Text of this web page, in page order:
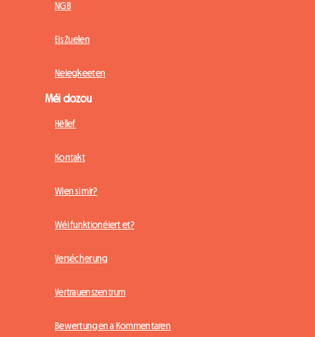
NGB
Eis Zuelen
Neiegkeeten
Méi dozou
Hëllef
Kontakt
Wien si mir?
Wéi funktionéiert et?
Versécherung
Vertrauenszentrum
Bewertungen a Kommentaren